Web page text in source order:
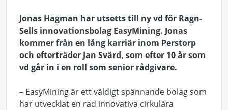
Jonas Hagman har utsetts till ny vd för Ragn-
Sells innovationsbolag EasyMining. Jonas
kommer från en lång karriär inom Perstorp
och efterträder Jan Svärd, som efter 10 år som
vd går in i en roll som senior rådgivare.
– EasyMining är ett väldigt spännande bolag som
har utvecklat en rad innovativa cirkulära